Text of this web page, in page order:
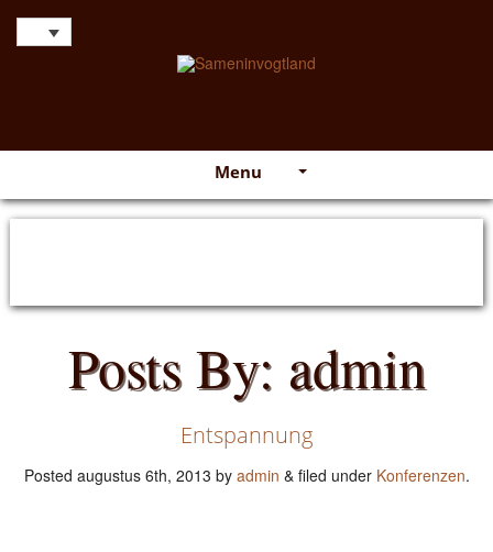
Menu
Posts By: admin
Entspannung
Posted augustus 6th, 2013 by admin &filed under Konferenzen.